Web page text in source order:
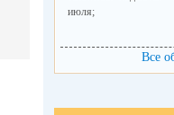
июля;
на 9 июля
история,
30 июня и 1, 2, 3, 6
Все